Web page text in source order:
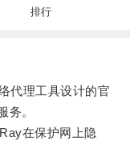
排行
理工具设计的官
务。
在保护网上隐